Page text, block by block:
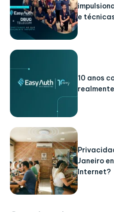
e
10 anos
Janeiro
Internet?